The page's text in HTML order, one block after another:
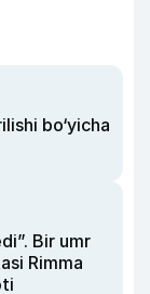
bo‘yicha
Bir umr
Rimma